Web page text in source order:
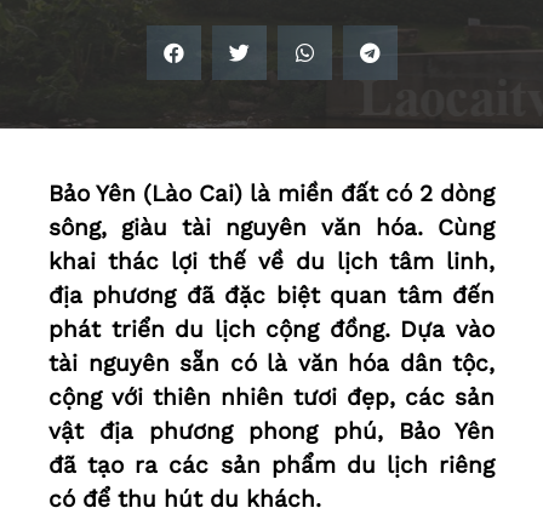
Bảo Yên (Lào Cai) là miền đất có 2 dòng
sông, giàu tài nguyên văn hóa. Cùng
khai thác lợi thế về du lịch tâm linh,
địa phương đã đặc biệt quan tâm đến
phát triển du lịch cộng đồng. Dựa vào
tài nguyên sẵn có là văn hóa dân tộc,
cộng với thiên nhiên tươi đẹp, các sản
vật địa phương phong phú, Bảo Yên
đã tạo ra các sản phẩm du lịch riêng
có để thu hút du khách.